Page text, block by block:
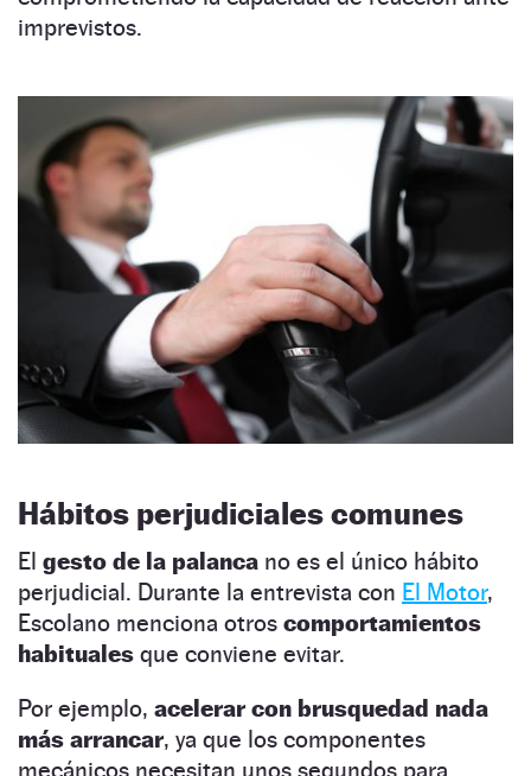
imprevistos.
Hábitos perjudiciales comunes
El gesto de la palanca no es el único hábito
perjudicial. Durante la entrevista con El Motor,
Escolano menciona otros comportamientos
habituales que conviene evitar.
Por ejemplo, acelerar con brusquedad nada
más arrancar, ya que los componentes
mecánicos necesitan unos segundos para